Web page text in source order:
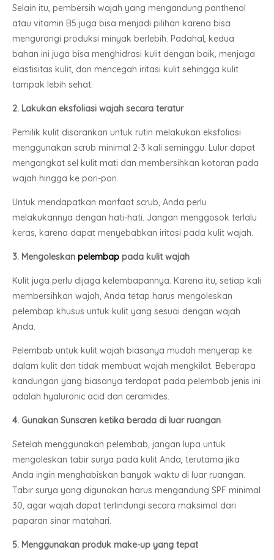
Selain itu, pembersih wajah yang mengandung panthenol
atau vitamin B5 juga bisa menjadi pilihan karena bisa
mengurangi produksi minyak berlebih. Padahal, kedua
bahan ini juga bisa menghidrasi kulit dengan baik, menjaga
elastisitas kulit, dan mencegah iritasi kulit sehingga kulit
tampak lebih sehat.
2. Lakukan eksfoliasi wajah secara teratur
Pemilik kulit disarankan untuk rutin melakukan eksfoliasi
menggunakan scrub minimal 2-3 kali seminggu. Lulur dapat
mengangkat sel kulit mati dan membersihkan kotoran pada
wajah hingga ke pori-pori.
Untuk mendapatkan manfaat scrub, Anda perlu
melakukannya dengan hati-hati. Jangan menggosok terlalu
keras, karena dapat menyebabkan iritasi pada kulit wajah.
3. Mengoleskan pelembap pada kulit wajah
Kulit juga perlu dijaga kelembapannya. Karena itu, setiap kali
membersihkan wajah, Anda tetap harus mengoleskan
pelembap khusus untuk kulit yang sesuai dengan wajah
Anda.
Pelembab untuk kulit wajah biasanya mudah menyerap ke
dalam kulit dan tidak membuat wajah mengkilat. Beberapa
kandungan yang biasanya terdapat pada pelembab jenis ini
adalah hyaluronic acid dan ceramides.
4. Gunakan Sunscren ketika berada di luar ruangan
Setelah menggunakan pelembab, jangan lupa untuk
mengoleskan tabir surya pada kulit Anda, terutama jika
Anda ingin menghabiskan banyak waktu di luar ruangan.
Tabir surya yang digunakan harus mengandung SPF minimal
30, agar wajah dapat terlindungi secara maksimal dari
paparan sinar matahari.
5. Menggunakan produk make-up yang tepat